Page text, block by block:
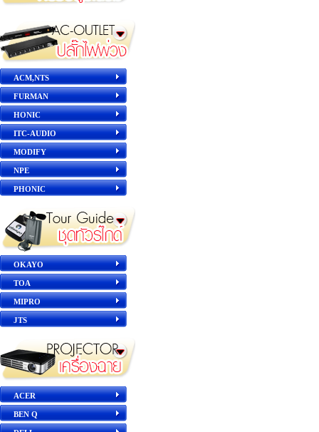
ACM,NTS
FURMAN
HONIC
ITC-AUDIO
MODIFY
NPE
PHONIC
OKAYO
TOA
MIPRO
JTS
ACER
BEN Q